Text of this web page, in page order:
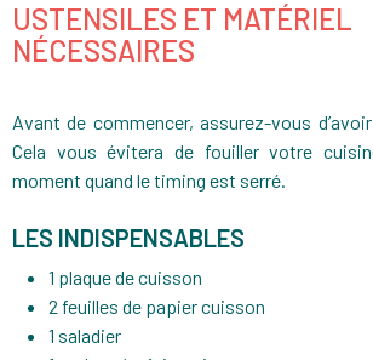
USTENSILES ET MATÉRIEL
NÉCESSAIRES
Avant de commencer, assurez-vous
Cela vous évitera de fouiller votre
moment quand le timing est serré.
LES INDISPENSABLES
1 plaque de cuisson
2 feuilles de papier cuisson
1 saladier